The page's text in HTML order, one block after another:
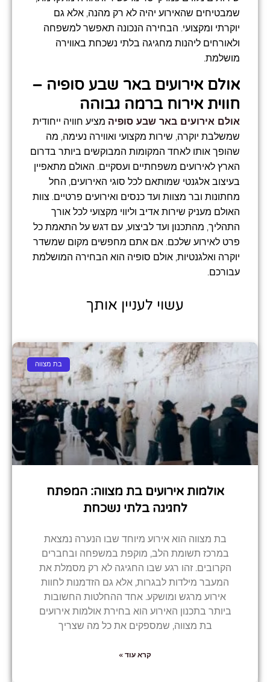
שמבטיחים שהאירוע יהיה לא רק מהנה, אלא גם
יוקרתי ומקצועי. הבחירה הנכונה תאפשר למשפחה
ולאורחים ליהנות מחגיגה בלתי נשכחת באווירה
מושלמת.
אולם אירועים באר שבע סופיה –
חווית אירוח ברמה גבוהה
אולם אירועים באר שבע סופיה מציע חוויה ייחודית
שמשלבת יוקרה, שירות מקצועי ואווירה נעימה, מה
שהופך אותו לאחד המקומות המבוקשים ביותר בדרום
הארץ לאירועים משפחתיים ועסקיים. האולם מתאפיין
בעיצוב אלגנטי שמותאם לכל סוגי האירועים, החל
מחתונות ובר מצוות ועד כנסים ואירועים פרטיים. צוות
האולם מעניק שירות אדיב וליווי מקצועי לכל אורך
התהליך, מהתכנון ועד לביצוע, עם דגש על התאמת כל
פרט לאירוע שלכם. אם אתם מחפשים מקום שמשדר
יוקרה ואלגנטיות, אולם סופיה הוא הבחירה המושלמת
עבורכם.
עשוי לעניין אותך
בת מצווה
אולמות אירועים בת מצווה: המפתח
לחגיגה בלתי נשכחת
בת מצווה הוא אירוע מיוחד שבו הנערה נמצאת
במרכז תשומת הלב, מוקפת במשפחה ובחברים
הקרובים. זהו רגע שבו החגיגה לא רק מסמלת את
המעבר מילדות לבגרות, אלא גם הזדמנות לחוות
אירוע מרגש ומושקע. אחד ההחלטות החשובות
ביותר בתכנון האירוע הוא בחירת אולמות אירועים
בת מצווה, שמספקים את כל מה שצריך
קרא עוד »